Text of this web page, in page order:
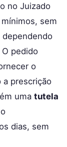
no Juizado
sem
dependendo
pedido
o
a prescrição
uma tutela
dias, sem